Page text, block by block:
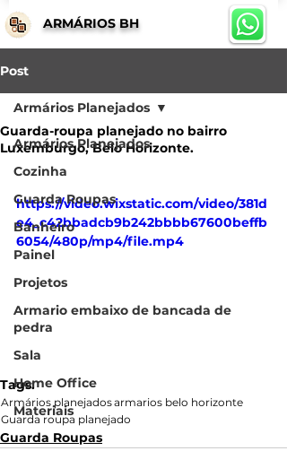
ARMÁRIOS BH
Post
Armários Planejados
Cozinha
Guarda Roupas
Banheiro
Painel
Projetos
Armario embaixo de bancada de
pedra
Sala
Home Office
Materiais
Armários Planejados
Guarda-roupa planejado no bairro
Luxemburgo, Belo Horizonte.
https://video.wixstatic.com/video/381d
e4_c42bbadcb9b242bbbb67600beffb
6054/480p/mp4/file.mp4
Tags:
Armários planejadosarmarios belo horizonte
Guarda roupa planejado
Guarda Roupas